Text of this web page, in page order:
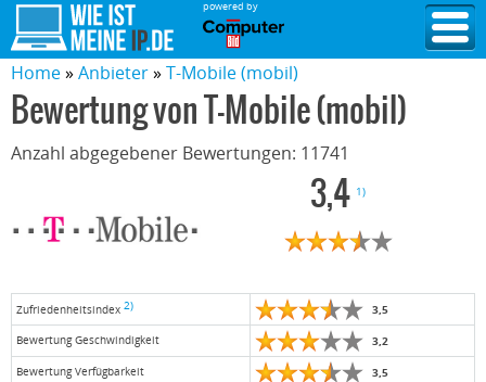
powered by
Home Anbieter T-Mobile (mobil)
Bewertung vonT-Mobile (mobil)
Anzahl abgegebener Bewertungen: 11741
3,4 1)
Zufriedenheitsindex 2) 3,5
Bewertung Geschwindigkeit 3,2
Bewertung Verfügbarkeit 3,5